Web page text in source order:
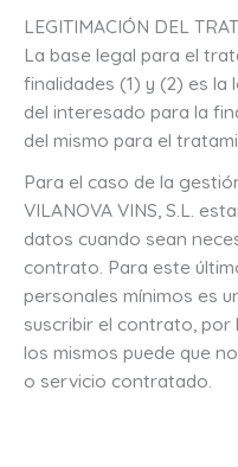
LEGITIMACIÓN DEL
La base legal para el
finalidades (1) y (2) es
del interesado para la
del mismo para el
Para el caso de la
VILANOVA VINS, S.L.
datos cuando sean
contrato. Para este
personales mínimos es
suscribir el contrato, por
los mismos puede que
o servicio contratado.